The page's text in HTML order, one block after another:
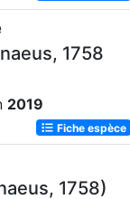
1758
2019
Fiche espèce
1758)